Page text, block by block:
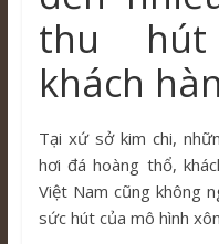
thu
khách
Tại xứ sở kim chi,
hơi đá hoàng thổ,
Việt Nam cũng không
sức hút của mô hình